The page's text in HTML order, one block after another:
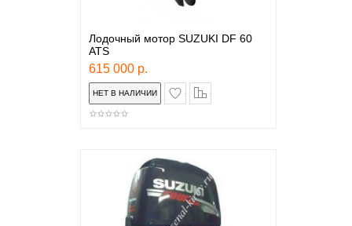
Лодочный мотор SUZUKI DF 60
ATS
615 000 р.
в закладки